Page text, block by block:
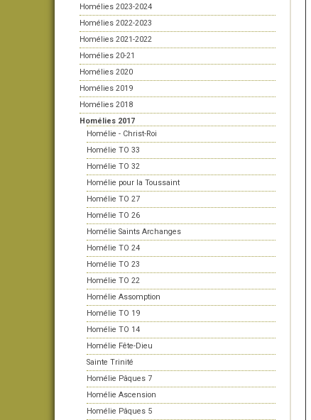
Homélies 2023-2024
Homélies 2022-2023
Homélies 2021-2022
Homélies 20-21
Homélies 2020
Homélies 2019
Homélies 2018
Homélies 2017
Homélie - Christ-Roi
Homélie TO 33
Homélie TO 32
Homélie pour la Toussaint
Homélie TO 27
Homélie TO 26
Homélie Saints Archanges
Homélie TO 24
Homélie TO 23
Homélie TO 22
Homélie Assomption
Homélie TO 19
Homélie TO 14
Homélie Fête-Dieu
Sainte Trinité
Homélie Pâques 7
Homélie Ascension
Homélie Pâques 5